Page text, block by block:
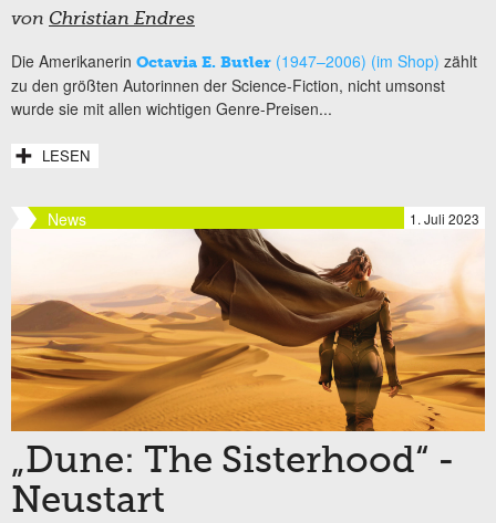
von Christian Endres
Die Amerikanerin Octavia E. Butler (1947–2006) (im Shop) zählt
zu den größten Autorinnen der Science-Fiction, nicht umsonst
wurde sie mit allen wichtigen Genre-Preisen...
LESEN
News 1. Juli 2023
„Dune: The Sisterhood“ -
Neustart